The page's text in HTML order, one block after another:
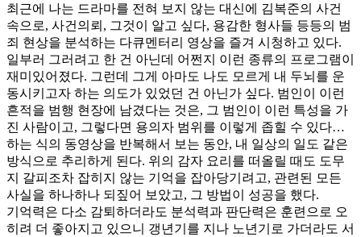
최근에 나는 드라마를 전혀 보지 않는 대신에 김복준의 사건
속으로, 사건의뢰, 그것이 알고 싶다, 용감한 형사들 등등의 범
죄 현상을 분석하는 다큐멘터리 영상을 즐겨 시청하고 있다.
일부러 그러려고 한 건 아닌데 어쩐지 이런 종류의 프로그램이
재미있어졌다. 그런데 그게 아마도 나도 모르게 내 두뇌를 운
동시키고자 하는 의도가 있었던 건 아닌가 싶다. 범인이 이런
흔적을 범행 현장에 남겼다는 것은, 그 범인이 이런 특성을 가
진 사람이고, 그렇다면 용의자 범위를 이렇게 좁힐 수 있다…
하는 식의 동영상을 반복해서 보는 동안, 내 일상의 일도 같은
방식으로 추리하게 된다. 위의 감자 요리를 떠올릴 때도 도무
지 갈피조차 잡히지 않는 기억을 잡아당기려고, 관련된 모든
사실을 하나하나 되짚어 보았고, 그 방법이 성공을 했다.
기억력은 다소 감퇴하더라도 분석력과 판단력은 훈련으로 오
히려 더 좋아지고 있으니 갱년기를 지나 노년기로 가더라도 서